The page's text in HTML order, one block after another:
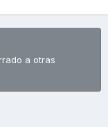
a otras